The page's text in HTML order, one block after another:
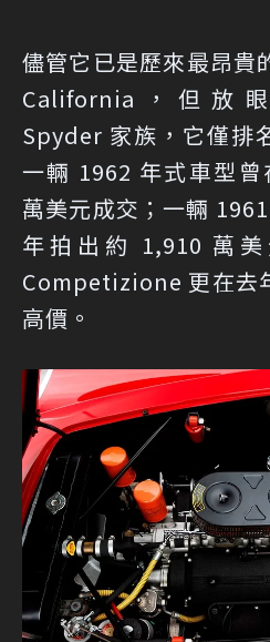
儘管它已是歷來最昂貴
California，但放
Spyder 家族，它僅排
一輛 1962 年式車型
萬美元成交；一輛
年拍出約 1,910 萬
Competizione 更在去
高價。